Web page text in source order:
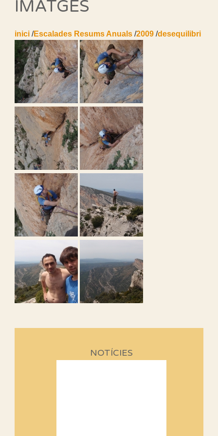
IMATGES
inici /Escalades Resums Anuals /2009 /desequilibri
NOTÍCIES